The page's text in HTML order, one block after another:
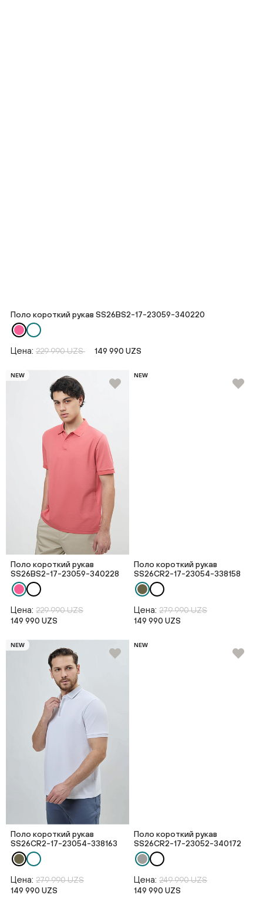
Поло короткий рукав SS26BS2-17-23059-340220
Цена: 229 990 UZS 149 990 UZS
NEW
Поло короткий рукав
SS26BS2-17-23059-340228
Цена: 229 990 UZS
149 990 UZS
NEW
Поло короткий рукав
SS26CR2-17-23054-338158
Цена: 279 990 UZS
149 990 UZS
NEW
Поло короткий рукав
SS26CR2-17-23054-338163
Цена: 279 990 UZS
149 990 UZS
NEW
Поло короткий рукав
SS26CR2-17-23052-340172
Цена: 249 990 UZS
149 990 UZS